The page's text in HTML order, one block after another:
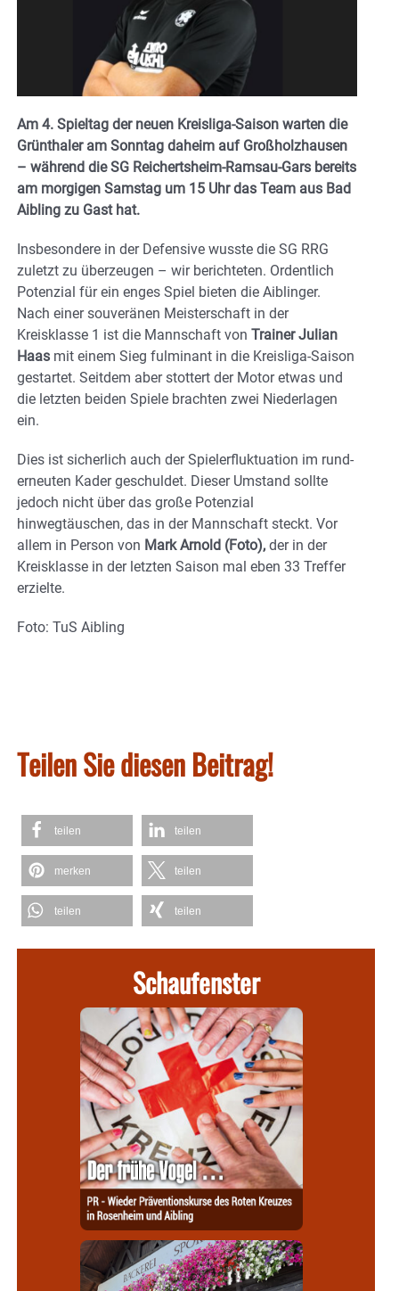
Am 4. Spieltag der neuen Kreisliga-Saison warten die
Grünthaler am Sonntag daheim auf Großholzhausen
– während die SG Reichertsheim-Ramsau-Gars bereits
am morgigen Samstag um 15 Uhr das Team aus Bad
Aibling zu Gast hat.
Insbesondere in der Defensive wusste die SG RRG
zuletzt zu überzeugen – wir berichteten. Ordentlich
Potenzial für ein enges Spiel bieten die Aiblinger.
Nach einer souveränen Meisterschaft in der
Kreisklasse 1 ist die Mannschaft von Trainer Julian
Haas mit einem Sieg fulminant in die Kreisliga-Saison
gestartet. Seitdem aber stottert der Motor etwas und
die letzten beiden Spiele brachten zwei Niederlagen
ein.
Dies ist sicherlich auch der Spielerfluktuation im rund-
erneuten Kader geschuldet. Dieser Umstand sollte
jedoch nicht über das große Potenzial
hinwegtäuschen, das in der Mannschaft steckt. Vor
allem in Person von Mark Arnold (Foto), der in der
Kreisklasse in der letzten Saison mal eben 33 Treffer
erzielte.
Foto: TuS Aibling
Teilen Sie diesen Beitrag!
teilen teilen
merken teilen
teilen teilen
Schaufenster